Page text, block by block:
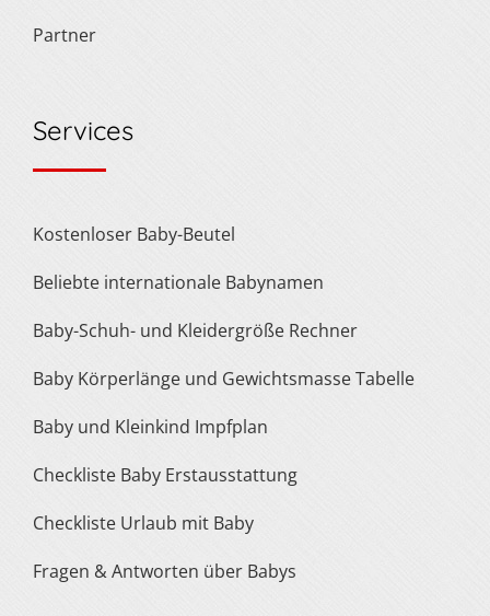
Partner
Services
Kostenloser Baby-Beutel
Beliebte internationale Babynamen
Baby-Schuh- und Kleidergröße Rechner
Baby Körperlänge und Gewichtsmasse Tabelle
Baby und Kleinkind Impfplan
Checkliste Baby Erstausstattung
Checkliste Urlaub mit Baby
Fragen & Antworten über Babys